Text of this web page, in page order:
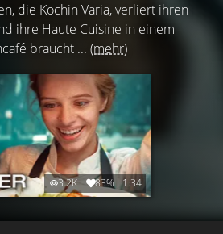
die Köchin Varia, verliert ihren
ihre Haute Cuisine in einem
braucht ... (mehr)
3.2K 83% 1:34